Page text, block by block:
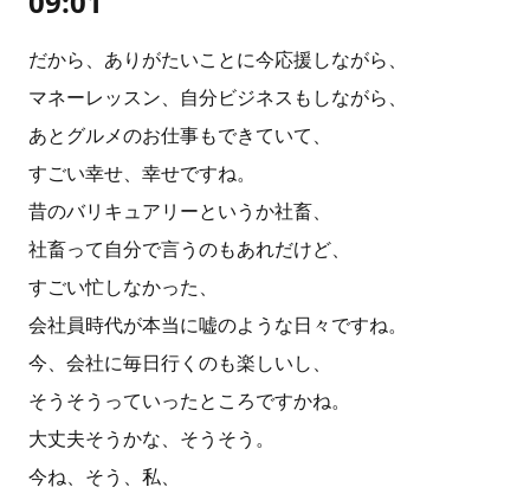
だから、ありがたいことに今応援しながら、
マネーレッスン、自分ビジネスもしながら、
あとグルメのお仕事もできていて、
すごい幸せ、幸せですね。
昔のバリキュアリーというか社畜、
社畜って自分で言うのもあれだけど、
すごい忙しなかった、
会社員時代が本当に嘘のような日々ですね。
今、会社に毎日行くのも楽しいし、
そうそうっていったところですかね。
大丈夫そうかな、そうそう。
今ね、そう、私、